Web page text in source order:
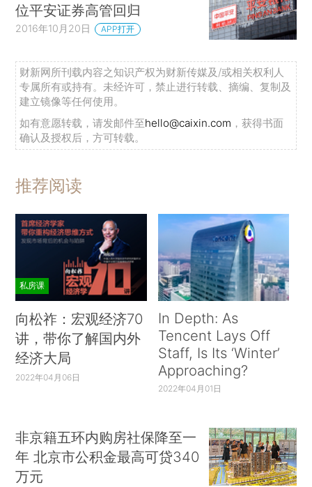
位平安证券高管回归
2016年10月20日 APP打开
财新网所刊载内容之知识产权为财新传媒及/或相关权利人
专属所有或持有。未经许可，禁止进行转载、摘编、复制及
建立镜像等任何使用。
如有意愿转载，请发邮件至hello@caixin.com ，获得书面
确认及授权后，方可转载。
推荐阅读
私房课
向松祚：宏观经济70
讲，带你了解国内外
经济大局
2022年04月06日
In Depth: As
Tencent Lays Off
Staff, Is Its ‘Winter’
Approaching?
2022年04月01日
非京籍五环内购房社保降至一
年 北京市公积金最高可贷340
万元